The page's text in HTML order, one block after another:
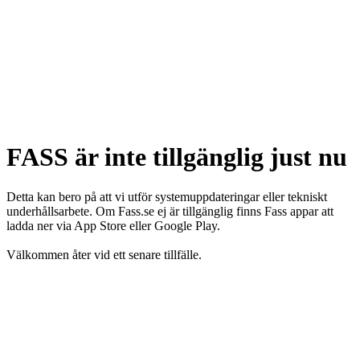
FASS är inte tillgänglig just nu
Detta kan bero på att vi utför systemuppdateringar eller tekniskt
underhållsarbete. Om Fass.se ej är tillgänglig finns Fass appar att
ladda ner via App Store eller Google Play.
Välkommen åter vid ett senare tillfälle.